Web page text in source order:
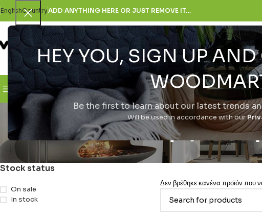
HEY YOU, SIGN UP
Be the first to learn about our latest trends
Will be used in accordance with our
EnglishCountryADD ANYTHING HERE OR JUST REMOVE IT…
SELECT CATEGORY
Browse Categories H Εταιρεία
Stock status
On sale
In stock
Δεν βρέθηκε κανένα προϊόν που